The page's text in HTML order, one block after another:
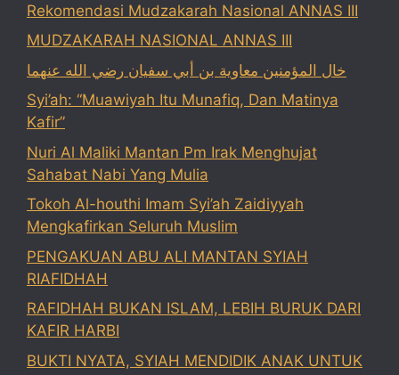
Rekomendasi Mudzakarah Nasional ANNAS III
MUDZAKARAH NASIONAL ANNAS III
خال المؤمنين معاوية بن أبي سفيان رضي الله عنهما
Syi’ah: “Muawiyah Itu Munafiq, Dan Matinya
Kafir”
Nuri Al Maliki Mantan Pm Irak Menghujat
Sahabat Nabi Yang Mulia
Tokoh Al-houthi Imam Syi’ah Zaidiyyah
Mengkafirkan Seluruh Muslim
PENGAKUAN ABU ALI MANTAN SYIAH
RIAFIDHAH
RAFIDHAH BUKAN ISLAM, LEBIH BURUK DARI
KAFIR HARBI
BUKTI NYATA, SYIAH MENDIDIK ANAK UNTUK